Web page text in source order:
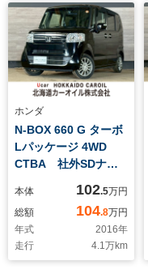
ホンダ
N-BOX 660 G ターボ
Lパッケージ 4WD
CTBA 社外SDナ
オーディオ バックカ
メラ ドラレコ クル
ーズコントロール シ
ートヒーター ETC
両側パワースライドド
本体 102.5万円
総額
104.8万円
年式
2016年
走行
4.1万km